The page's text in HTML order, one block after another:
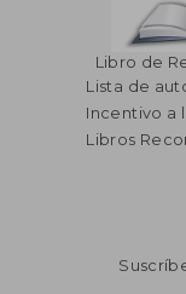
Libro de
Lista de
Incentivo a
Libros